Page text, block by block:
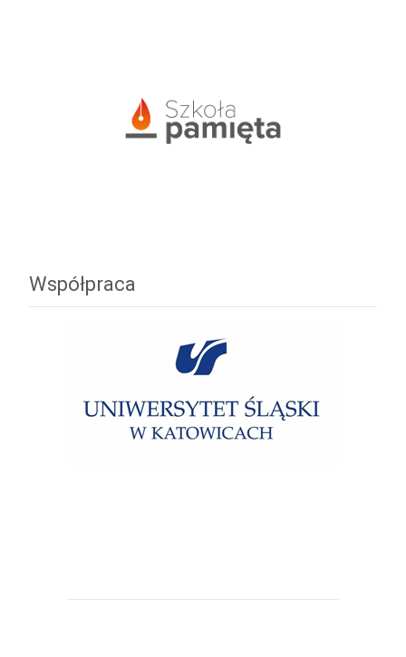
Współpraca